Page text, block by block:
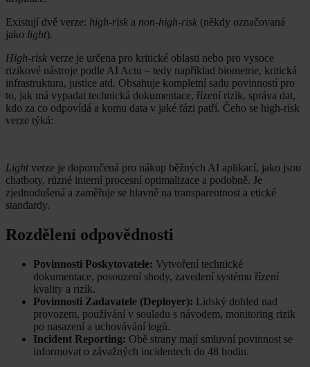
Existují dvě verze: high-risk a non-high-risk (někdy označovaná
jako light).
High-risk verze je určena pro kritické oblasti nebo pro vysoce
rizikové nástroje podle AI Actu – tedy například biometrie, kritická
infrastruktura, justice atd. Obsahuje kompletní sadu povinností pro
to, jak má vypadat technická dokumentace, řízení rizik, správa dat,
kdo za co odpovídá a komu data v jaké fázi patří. Čeho se high-risk
verze týká:
Lightverze je doporučená pro nákup běžných AI aplikací, jako jsou
chatboty, různé interní procesní optimalizace a podobně. Je
zjednodušená a zaměřuje se hlavně na transparentnost a etické
standardy.
Rozdělení odpovědnosti
Povinnosti Poskytovatele: Vytvoření technické
dokumentace, posouzení shody, zavedení systému řízení
kvality a rizik.
Povinnosti Zadavatele (Deployer): Lidský dohled nad
provozem, používání v souladu s návodem, monitoring rizik
po nasazení a uchovávání logů.
Incident Reporting: Obě strany mají smluvní povinnost se
informovat o závažných incidentech do 48 hodin.